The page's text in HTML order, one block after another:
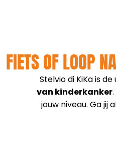
FIETS OF LOOP
Stelvio di KiKa is
van kinderkanker
jouw niveau. Ga jij